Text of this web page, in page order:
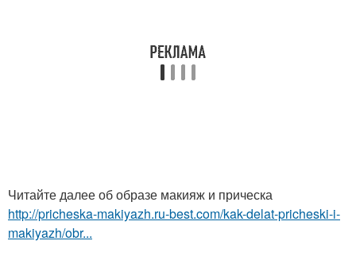
Читайте далее об образе макияж и прическа
http://pricheska-makiyazh.ru-best.com/kak-delat-pricheski-i-
makiyazh/obr...